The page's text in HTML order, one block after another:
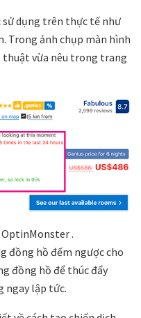
dụng trên thực tế như
Trong ảnh chụp màn hình
thuật vừa nêu trong trang
.
đồng hồ đếm ngược cho
đồng hồ để thúc đẩy
ngay lập tức.